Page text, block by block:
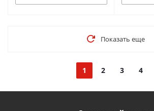
Показать еще
1 2 3 4